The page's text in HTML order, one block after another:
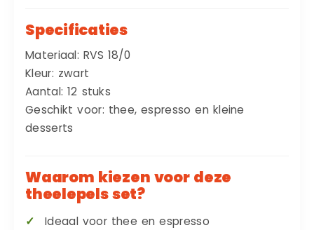
Specificaties
Materiaal: RVS 18/0
Kleur: zwart
Aantal: 12 stuks
Geschikt voor: thee, espresso en kleine
desserts
Waarom kiezen voor deze
theelepels set?
Ideaal voor thee en espresso